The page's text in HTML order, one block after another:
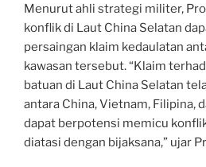
Menurut ahli strategi militer,
konflik di Laut China Selatan
persaingan klaim kedaulatan
kawasan tersebut. “Klaim
batuan di Laut China Selatan
antara China, Vietnam, Filipina,
dapat berpotensi memicu
diatasi dengan bijaksana,” ujar